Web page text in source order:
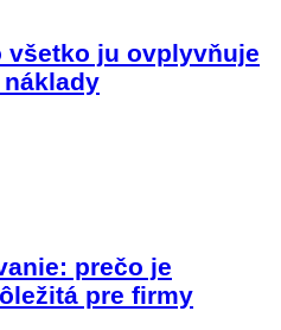
všetko ju ovplyvňuje
prečo je
pre firmy